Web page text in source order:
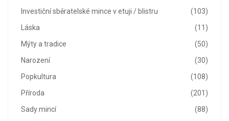
(103)
Investiční sběratelské mince v etuji / blistru
(11)
Láska
(50)
Mýty a tradice
(30)
Narození
(108)
Popkultura
(201)
Příroda
(88)
Sady mincí